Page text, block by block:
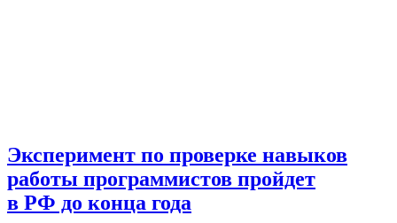
Эксперимент по проверке навыков
работы программистов пройдет
в РФ до конца года